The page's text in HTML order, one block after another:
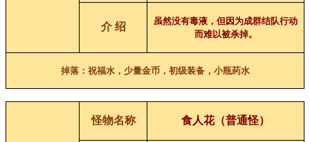
介 绍
虽然没有毒液，但因为成群结队行动
而难以被杀掉。
掉落：祝福水，少量金币，初级装备，小瓶药水
怪物名称 食人花（普通怪）